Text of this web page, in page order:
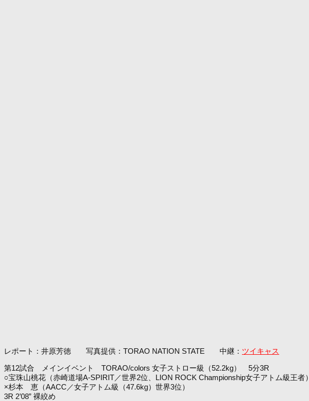
レポート：井原芳徳 写真提供：TORAO NATION STATE 中継： ツイキャス
第12試合 メインイベント TORAO/colors 女子ストロー級（52.2kg） 5分3R
○宝珠山桃花（赤崎道場A-SPIRIT／世界2位、LION ROCK Championship女子アトム級王者）
×杉本 恵（AACC／女子アトム級（47.6kg）世界3位）
3R 2’08” 裸絞め